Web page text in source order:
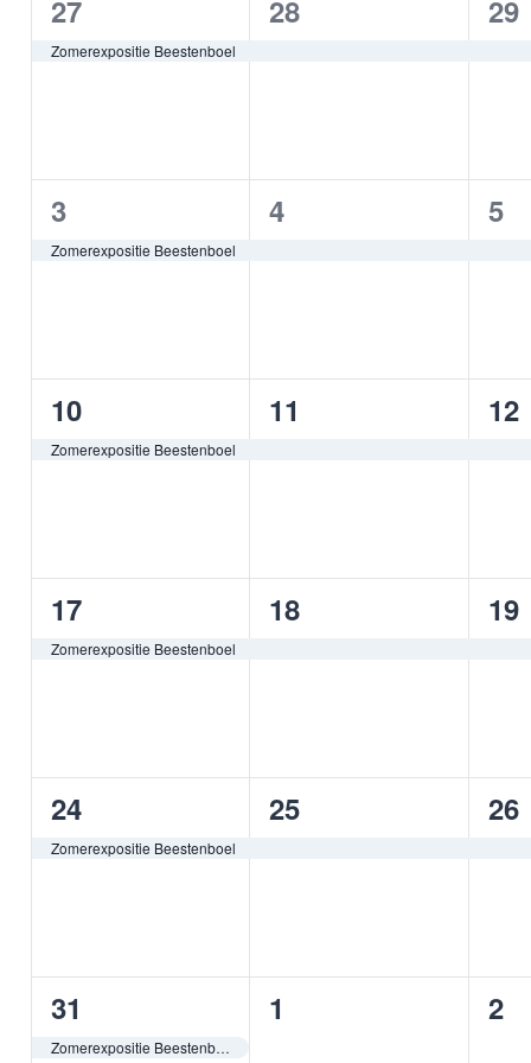
keyword.
van
Evenementen
1
evenement,
27
Zomerexpositie Beestenboel
1
28
1
29
1
evenement,
3
Zomerexpositie Beestenboel
1
4
1
5
1
evenement,
10
Zomerexpositie Beestenboel
1
11
1
12
1
evenement,
17
Zomerexpositie Beestenboel
1
18
1
19
1
evenement,
24
Zomerexpositie Beestenboel
1
25
1
26
1
evenement,
31
Zomerexpositie Beestenboel
0
1
0
2